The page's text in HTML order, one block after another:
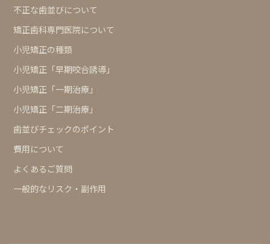
不正な歯並びについて
矯正歯科専門医院について
小児矯正の種類
小児矯正「早期咬合誘導」
小児矯正「一期治療」
小児矯正「二期治療」
歯並びチェックのポイント
費用について
よくあるご質問
一般的なリスク・副作用